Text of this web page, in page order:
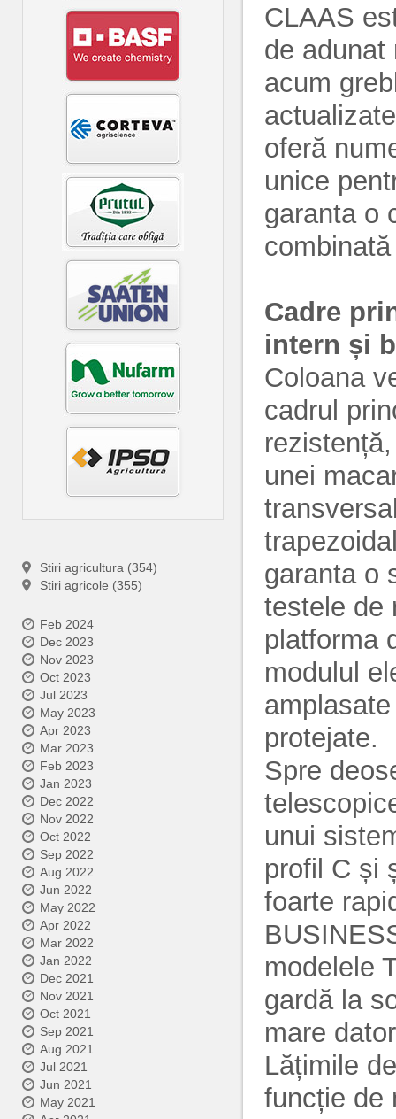
Stiri agricultura (354)
Stiri agricole (355)
Feb 2024
Dec 2023
Nov 2023
Oct 2023
Jul 2023
May 2023
Apr 2023
Mar 2023
Feb 2023
Jan 2023
Dec 2022
Nov 2022
Oct 2022
Sep 2022
Aug 2022
Jun 2022
May 2022
Apr 2022
Mar 2022
Jan 2022
Dec 2021
Nov 2021
Oct 2021
Sep 2021
Aug 2021
Jul 2021
Jun 2021
May 2021
CLAAS
de adunat
acum
oferă
unice
garanta o
Cadre
intern și
Coloana
cadrul
unei
garanta o
testele de
platforma
modulul
protejate.
Spre
unui
profil C și
foarte
modelele
gardă la
mare
Lățimile
funcție de